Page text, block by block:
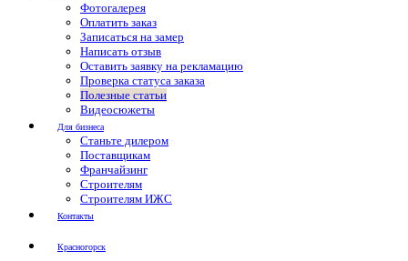
Фотогалерея
Оплатить заказ
Записаться на замер
Написать отзыв
Оставить заявку на рекламацию
Проверка статуса заказа
Полезные статьи
Видеосюжеты
Для бизнеса
Станьте дилером
Поставщикам
Франчайзинг
Строителям
Строителям ИЖС
Контакты
Красногорск